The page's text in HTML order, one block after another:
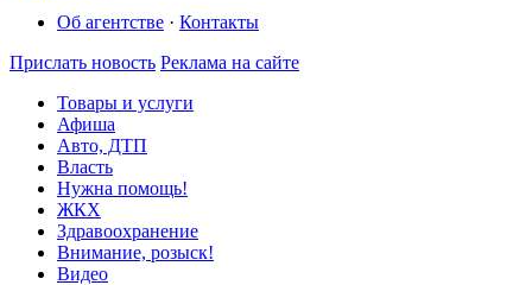
Об агентстве · Контакты
Прислать новость Реклама на сайте
Товары и услуги
Афиша
Авто, ДТП
Власть
Нужна помощь!
ЖКХ
Здравоохранение
Внимание, розыск!
Видео